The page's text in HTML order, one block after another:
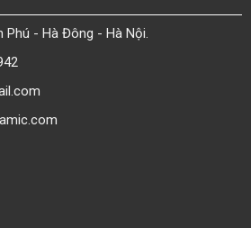
- Hà Đông - Hà Nội.